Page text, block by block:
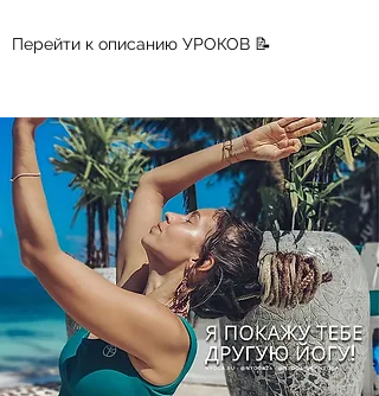
Перейти к описанию УРОКОВ 📝